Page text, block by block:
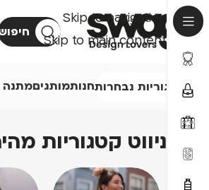
Skip to navigation
Skip to main content
קטגוריות נבחרותחנותמותגיםמתנה
ניווט קטגוריות